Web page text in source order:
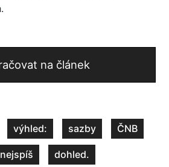
na článek
výhled: sazby ČNB
nejspíš dohled.